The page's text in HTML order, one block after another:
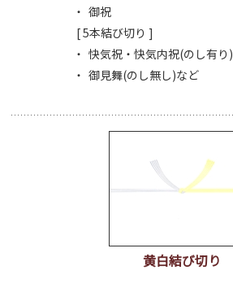
御祝
[ 5本結び切り ]
快気祝・快気内祝(のし有り)
御見舞(のし無し)など
黄白結び切り